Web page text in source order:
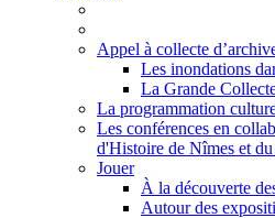
Appel à collecte
Les inondations
La Grande
La programmation
Les conférences en
d'Histoire de Nîmes et
Jouer
À la découverte
Autour des